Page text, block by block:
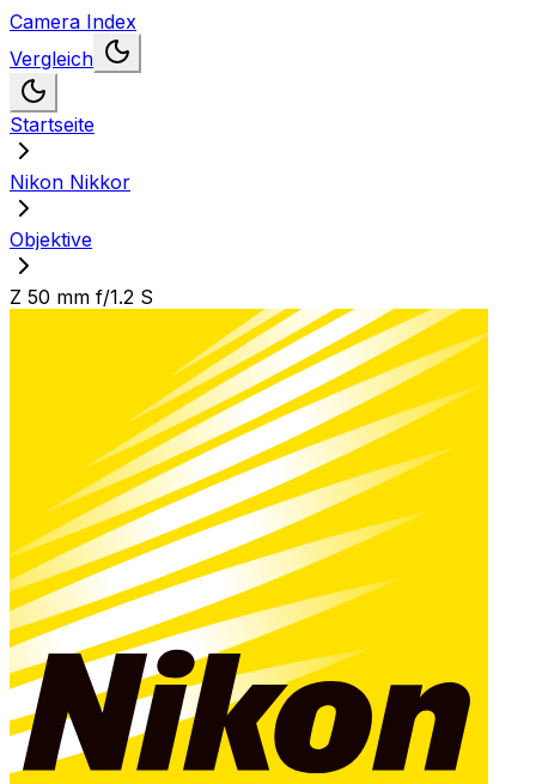
Camera Index
Vergleich
Startseite
Nikon Nikkor
Objektive
Z 50 mm f/1.2 S